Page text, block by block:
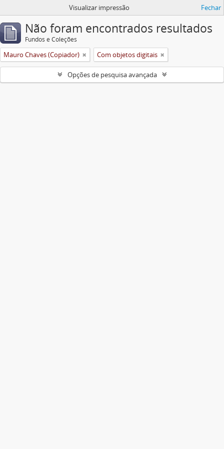
Visualizar impressão Fechar
Não foram encontrados resultados
Fundos e Coleções
Mauro Chaves (Copiador) Com objetos digitais
Opções de pesquisa avançada